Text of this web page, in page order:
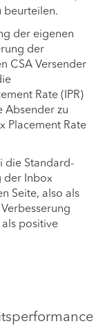
beurteilen.
der eigenen
der
CSA Versender
Rate (IPR)
Absender zu
Placement Rate
die Standard-
der Inbox
Seite, also als
positive